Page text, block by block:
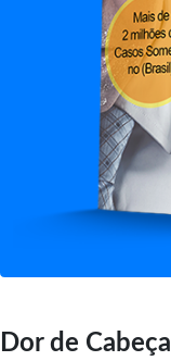
Dor de Cabeça